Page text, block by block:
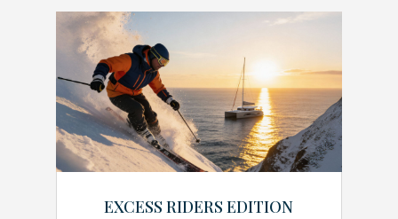
EXCESS RIDERS EDITION